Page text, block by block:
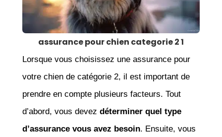
assurance pour chien categorie 2 1
Lorsque vous choisissez une assurance pour
votre chien de catégorie 2, il est important de
prendre en compte plusieurs facteurs. Tout
d’abord, vous devez déterminer quel type
d’assurance vous avez besoin. Ensuite, vous